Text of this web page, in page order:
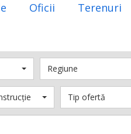
Oficii Terenuri
Regiune
Tip ofertă